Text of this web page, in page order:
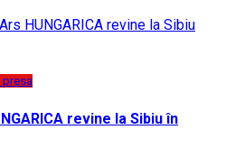
presa
revine la Sibiu în